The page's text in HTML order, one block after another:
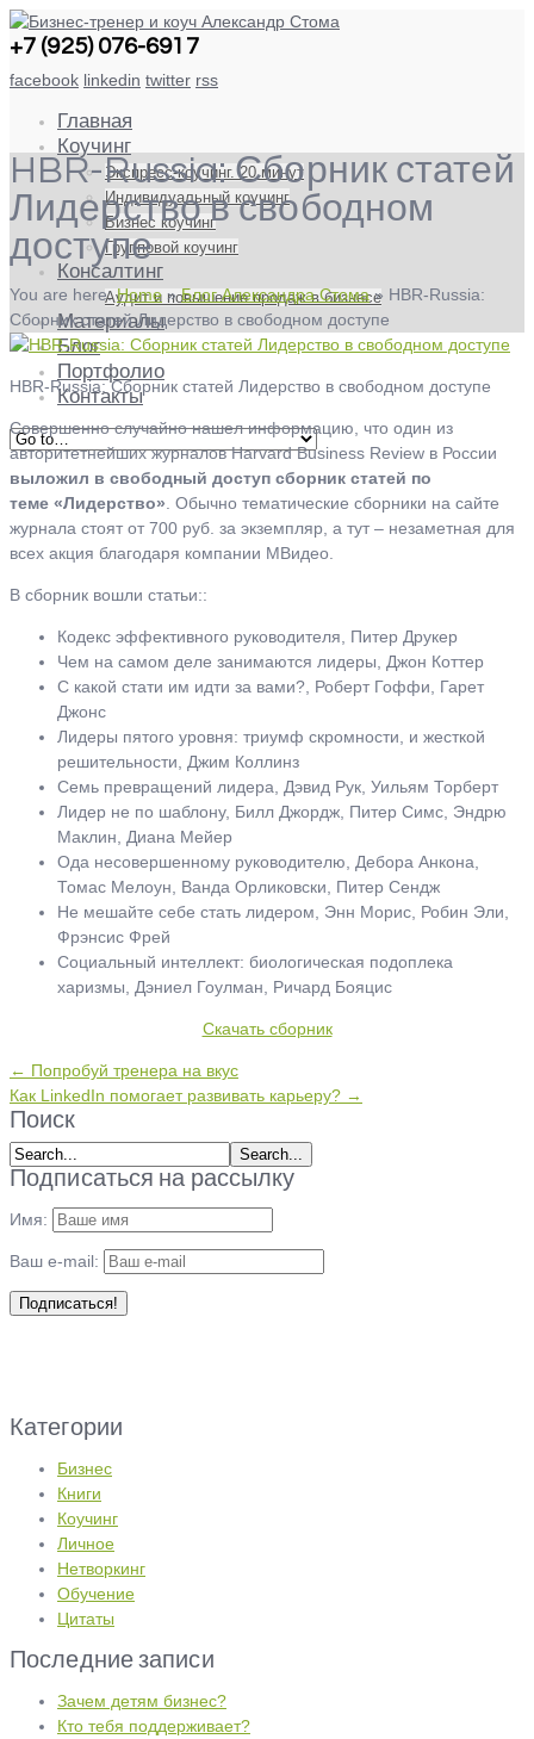
+7 (925) 076-6917
facebook linkedin twitter rss
Главная
Коучинг
Экспресс-коучинг. 20 минут
Индивидуальный коучинг
Бизнес коучинг
Групповой коучинг
Консалтинг
Аудит и повышение продаж в бизнесе
Материалы
Блог
Портфолио
Контакты
HBR-Russia: Сборник статей
Лидерство в свободном
доступе
You are here:Home » Блог Александра Стома » HBR-Russia:
Сборник статей Лидерство в свободном доступе
HBR-Russia: Сборник статей Лидерство в свободном доступе
Совершенно случайно нашел информацию, что один из
авторитетнейших журналов Harvard Business Review в России
выложил в свободный доступ сборник статей по
теме «Лидерство» . Обычно тематические сборники на сайте
журнала стоят от 700 руб. за экземпляр, а тут – незаметная для
всех акция благодаря компании МВидео.
В сборник вошли статьи::
Кодекс эффективного руководителя, Питер Друкер
Чем на самом деле занимаются лидеры, Джон Коттер
С какой стати им идти за вами?, Роберт Гоффи, Гарет
Джонс
Лидеры пятого уровня: триумф скромности, и жесткой
решительности, Джим Коллинз
Семь превращений лидера, Дэвид Рук, Уильям Торберт
Лидер не по шаблону, Билл Джордж, Питер Симс, Эндрю
Маклин, Диана Мейер
Ода несовершенному руководителю, Дебора Анкона,
Томас Мелоун, Ванда Орликовски, Питер Сендж
Не мешайте себе стать лидером, Энн Морис, Робин Эли,
Фрэнсис Фрей
Социальный интеллект: биологическая подоплека
харизмы, Дэниел Гоулман, Ричард Бояцис
Скачать сборник
← Попробуй тренера на вкус
Как LinkedIn помогает развивать карьеру? →
Поиск
Подписаться на рассылку
Имя:
Ваш e-mail:
Категории
Бизнес
Книги
Коучинг
Личное
Нетворкинг
Обучение
Цитаты
Последние записи
Зачем детям бизнес?
Кто тебя поддерживает?